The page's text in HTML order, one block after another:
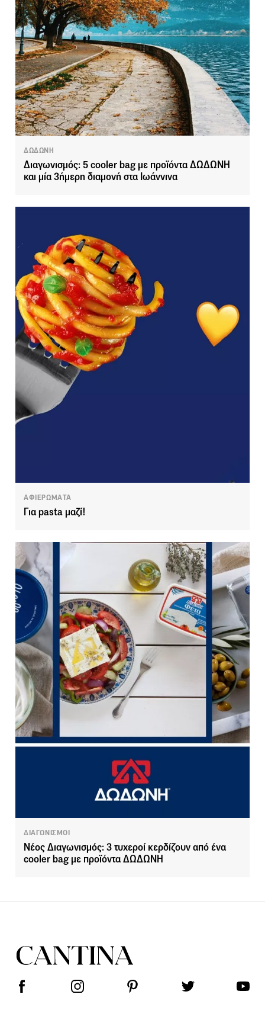
ΔΩΔΩΝΗ
Διαγωνισμός: 5 cooler bag με προϊόντα ΔΩΔΩΝΗ
και μία 3ήμερη διαμονή στα Ιωάννινα
ΑΦΙΕΡΩΜΑΤΑ
Για pasta μαζί!
ΔΙΑΓΩΝΙΣΜΟΙ
Νέος Διαγωνισμός: 3 τυχεροί κερδίζουν από ένα
cooler bag με προϊόντα ΔΩΔΩΝΗ